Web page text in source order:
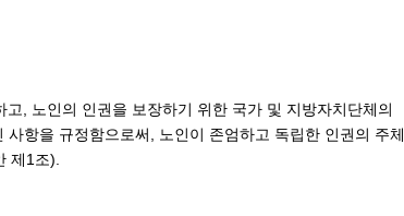
, 노인의 인권을 보장하기 위한 국가 및 지방자치단체의
항을 규정함으로써, 노인이 존엄하고 독립한 인권의 주체
제1조).